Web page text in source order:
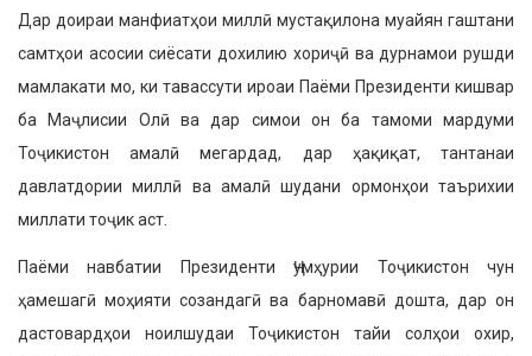
Дар доираи манфиатҳои миллӣ мустақилона муайян гаштани
самтҳои асосии сиёсати дохилию хориҷӣ ва дурнамои рушди
мамлакати мо, ки тавассути ироаи Паёми Президенти кишвар
ба Маҷлисии Олӣ ва дар симои он ба тамоми мардуми
Тоҷикистон амалӣ мегардад, дар ҳақиқат, тантанаи
давлатдории миллӣ ва амалӣ шудани ормонҳои таърихии
миллати тоҷик аст.
Паёми навбатии Президенти Ҷумҳу­рии Тоҷикистон чун
ҳамешагӣ моҳияти созандагӣ ва барномавӣ дошта, дар он
дастовардҳои ноилшудаи Тоҷики­стон тайи солҳои охир,